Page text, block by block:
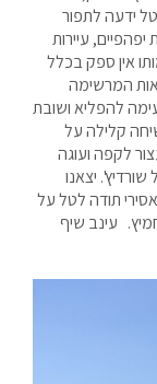
ידעה לתפור
עיירות
אין ספק בכלל
המרשימה
להפליא ושובת
קלילה על
לקפה ועוגה
יצאנו
תודה לטל על
עינב שיף